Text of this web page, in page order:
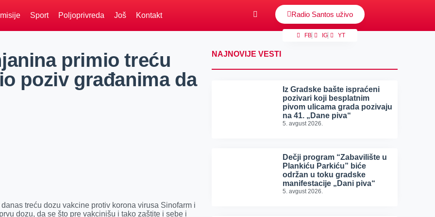
Sport Poljoprivreda Još Kontakt Radio Santos uživo
FB IG YT
primio treću
poziv građanima da
treću dozu vakcine protiv korona virusa Sinofarm i
dozu, da se što pre vakcinišu i tako zaštite i sebe i
NAJNOVIJE VESTI
Iz Gradske bašte ispraćeni
pozivari koji besplatnim
pivom ulicama grada pozivaju
na 41. „Dane piva“
5. avgust 2026.
Dečji program “Zabavilište u
Plankiću Parkiću” biće
održan u toku gradske
manifestacije „Dani piva“
5. avgust 2026.